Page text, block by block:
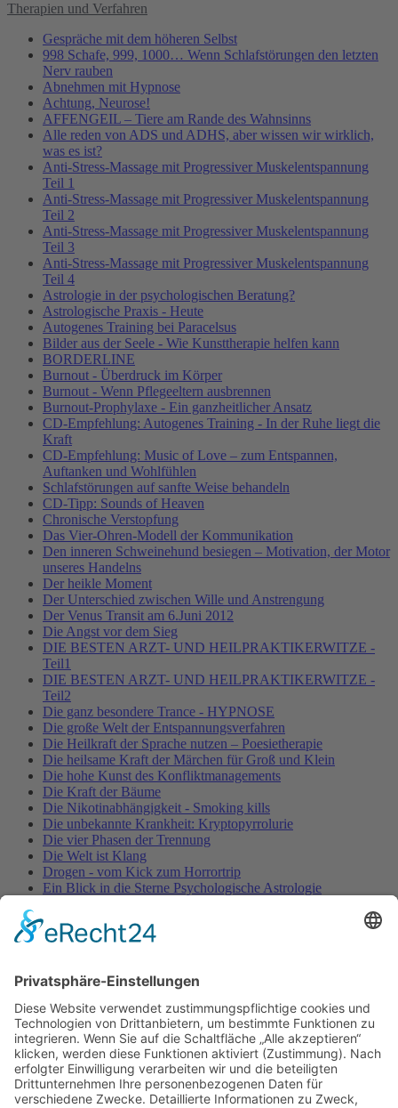
Therapien und Verfahren
Gespräche mit dem höheren Selbst
998 Schafe, 999, 1000… Wenn Schlafstörungen den letzten
Nerv rauben
Abnehmen mit Hypnose
Achtung, Neurose!
AFFENGEIL – Tiere am Rande des Wahnsinns
Alle reden von ADS und ADHS, aber wissen wir wirklich,
was es ist?
Anti-Stress-Massage mit Progressiver Muskelentspannung
Teil 1
Anti-Stress-Massage mit Progressiver Muskelentspannung
Teil 2
Anti-Stress-Massage mit Progressiver Muskelentspannung
Teil 3
Anti-Stress-Massage mit Progressiver Muskelentspannung
Teil 4
Astrologie in der psychologischen Beratung?
Astrologische Praxis - Heute
Autogenes Training bei Paracelsus
Bilder aus der Seele - Wie Kunsttherapie helfen kann
BORDERLINE
Burnout - Überdruck im Körper
Burnout - Wenn Pflegeeltern ausbrennen
Burnout-Prophylaxe - Ein ganzheitlicher Ansatz
CD-Empfehlung: Autogenes Training - In der Ruhe liegt die
Kraft
CD-Empfehlung: Music of Love – zum Entspannen,
Auftanken und Wohlfühlen
Schlafstörungen auf sanfte Weise behandeln
CD-Tipp: Sounds of Heaven
Chronische Verstopfung
Das Vier-Ohren-Modell der Kommunikation
Den inneren Schweinehund besiegen – Motivation, der Motor
unseres Handelns
Der heikle Moment
Der Unterschied zwischen Wille und Anstrengung
Der Venus Transit am 6.Juni 2012
Die Angst vor dem Sieg
DIE BESTEN ARZT- UND HEILPRAKTIKERWITZE -
Teil1
DIE BESTEN ARZT- UND HEILPRAKTIKERWITZE -
Teil2
Die ganz besondere Trance - HYPNOSE
Die große Welt der Entspannungsverfahren
Die Heilkraft der Sprache nutzen – Poesietherapie
Die heilsame Kraft der Märchen für Groß und Klein
Die hohe Kunst des Konfliktmanagements
Die Kraft der Bäume
Die Nikotinabhängigkeit - Smoking kills
Die unbekannte Krankheit: Kryptopyrrolurie
Die vier Phasen der Trennung
Die Welt ist Klang
Drogen - vom Kick zum Horrortrip
Ein Blick in die Sterne Psychologische Astrologie
ENTSPANNUNG PUR!
Fallbeschreibung aus der Entspannungspraxis – nervöse
Fallstudie aus der psychotherapeutischen Praxis - ADHS /
Burnout
Fallstudie aus der psychotherapeutischen Praxis -
Schlafstörungen
Falsches Vorbild!